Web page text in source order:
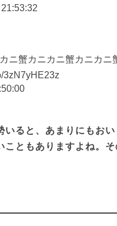
ニ蟹カニカニ蟹カニカニ
3zN7yHE23z
ると、あまりにもお
ともありますよね。